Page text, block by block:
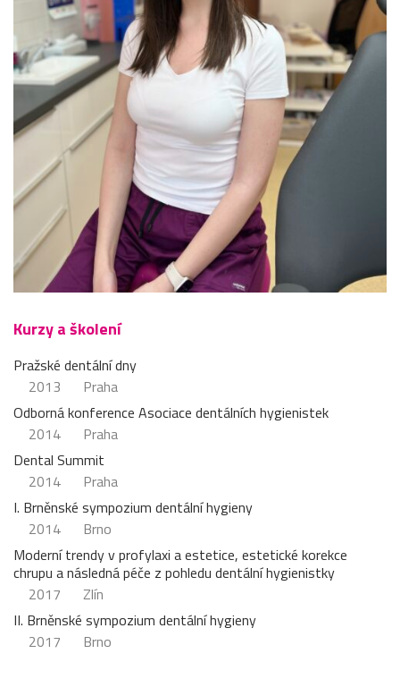
Kurzy a školení
Pražské dentální dny
2013
Praha
Odborná konference Asociace dentálních hygienistek
2014
Praha
Dental Summit
2014
Praha
I. Brněnské sympozium dentální hygieny
2014
Brno
Moderní trendy v profylaxi a estetice, estetické korekce
chrupu a následná péče z pohledu dentální hygienistky
2017
Zlín
II. Brněnské sympozium dentální hygieny
2017
Brno